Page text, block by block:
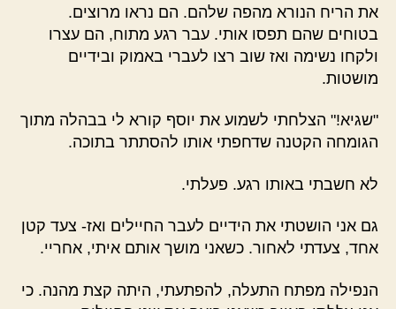
את הריח הנורא מהפה שלהם. הם נראו מרוצים.
בטוחים שהם תפסו אותי. עבר רגע מתוח, הם עצרו
ולקחו נשימה ואז שוב רצו לעברי באמוק ובידיים
מושטות.
"שגיא!" הצלחתי לשמוע את יוסף קורא לי בבהלה מתוך
הגומחה הקטנה שדחפתי אותו להסתתר בתוכה.
לא חשבתי באותו רגע. פעלתי.
גם אני הושטתי את הידיים לעבר החיילים ואז- צעד קטן
אחד, צעדתי לאחור. כשאני מושך אותם איתי, אחריי.
הנפילה מפתח התעלה, להפתעתי, היתה קצת מהנה. כי